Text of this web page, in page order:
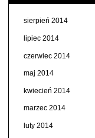
sierpień 2014
lipiec 2014
czerwiec 2014
maj 2014
kwiecień 2014
marzec 2014
luty 2014